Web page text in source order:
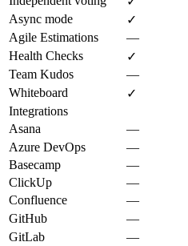
Async mode
✓
Agile Estimations
—
Health Checks
✓
Team Kudos
—
Whiteboard
✓
Integrations
Asana
—
Azure DevOps
—
Basecamp
—
ClickUp
—
Confluence
—
GitHub
—
GitLab
—